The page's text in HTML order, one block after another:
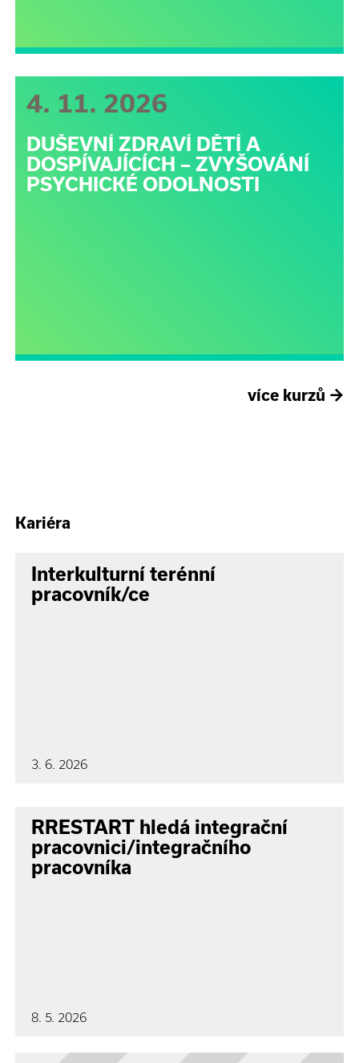
4. 11. 2026
DUŠEVNÍ ZDRAVÍ DĚTÍ A
DOSPÍVAJÍCÍCH – ZVYŠOVÁNÍ
PSYCHICKÉ ODOLNOSTI
více kurzů →
Kariéra
Interkulturní terénní
pracovník/ce
3. 6. 2026
RRESTART hledá integrační
pracovnici/integračního
pracovníka
8. 5. 2026